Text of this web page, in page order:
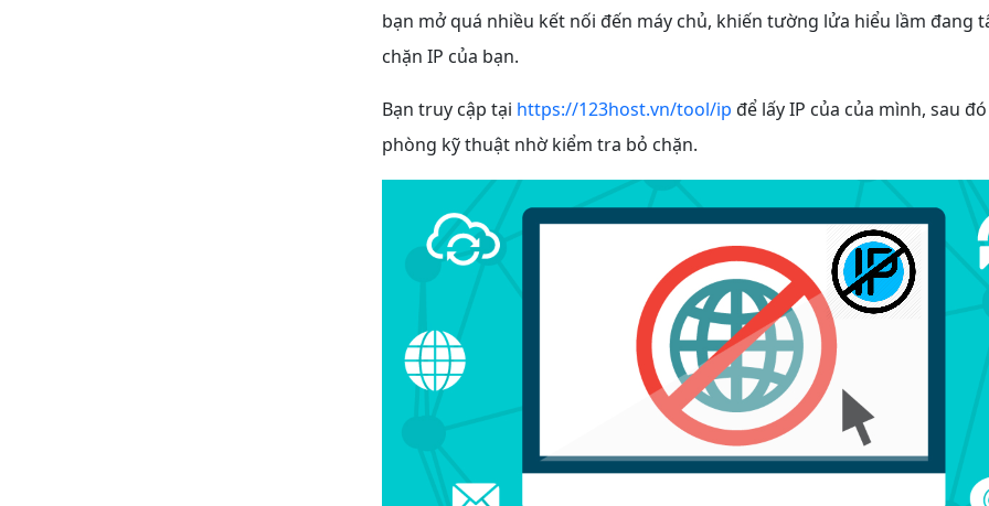
bạn mở quá nhiều kết nối đến máy chủ, khiến tường lửa hiểu lầm đang
chặn IP của bạn.
Bạn truy cập tại https://123host.vn/tool/ip để lấy IP của của mình, sau
phòng kỹ thuật nhờ kiểm tra bỏ chặn.